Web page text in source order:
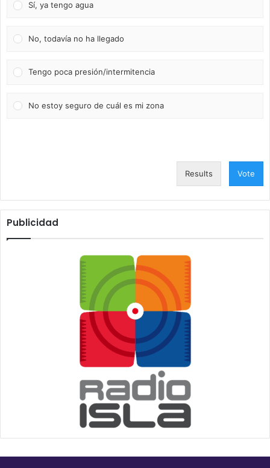
Sí, ya tengo agua
No, todavía no ha llegado
Tengo poca presión/intermitencia
No estoy seguro de cuál es mi zona
Results Vote
Publicidad